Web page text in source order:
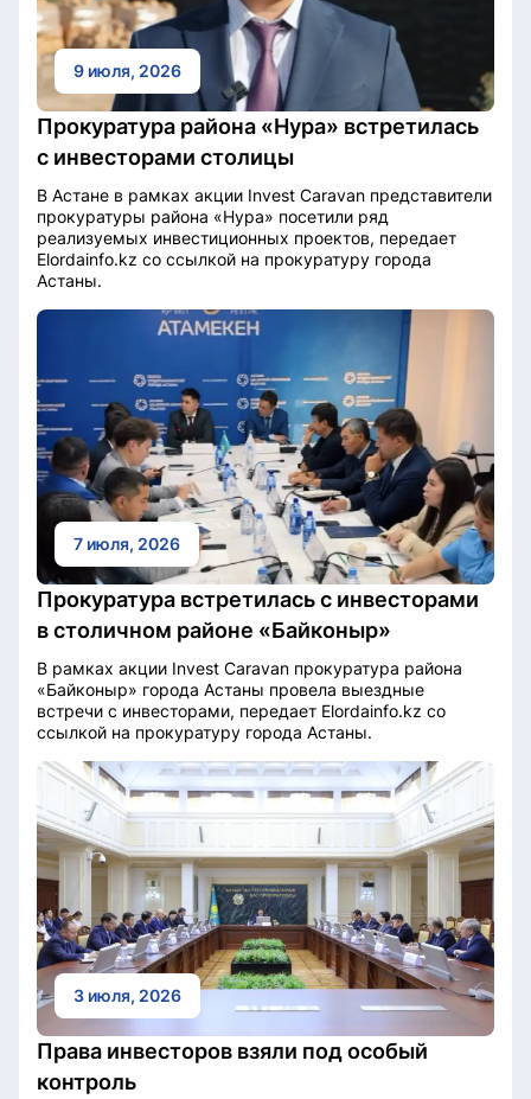
9 июля, 2026
Прокуратура района «Нура» встретилась
с инвесторами столицы
В Астане в рамках акции Invest Caravan представители
прокуратуры района «Нура» посетили ряд
реализуемых инвестиционных проектов, передает
Elordainfo.kz со ссылкой на прокуратуру города
Астаны.
7 июля, 2026
Прокуратура встретилась с инвесторами
в столичном районе «Байконыр»
В рамках акции Invest Caravan прокуратура района
«Байконыр» города Астаны провела выездные
встречи с инвесторами, передает Elordainfo.kz со
ссылкой на прокуратуру города Астаны.
3 июля, 2026
Права инвесторов взяли под особый
контроль